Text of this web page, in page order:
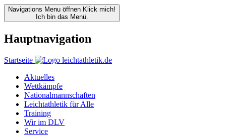
Navigations Menu öffnen Klick mich!
Ich bin das Menü.
Hauptnavigation
Startseite
Aktuelles
Wettkämpfe
Nationalmannschaften
Leichtathletik für Alle
Training
Wir im DLV
Service